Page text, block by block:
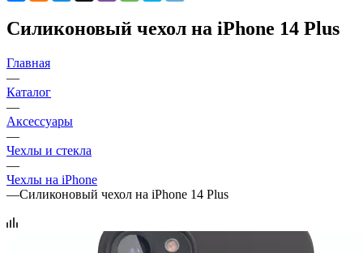
Силиконовый чехол на iPhone 14 Plus
Главная
—
Каталог
—
Аксессуары
—
Чехлы и стекла
—
Чехлы на iPhone
—Силиконовый чехол на iPhone 14 Plus